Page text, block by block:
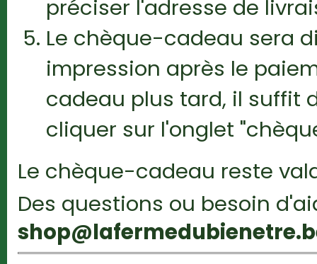
préciser l'adresse de
Le chèque-cadeau sera
impression après le
cadeau plus tard, il suffit
cliquer sur l'onglet
Le chèque-cadeau reste
Des questions ou besoin